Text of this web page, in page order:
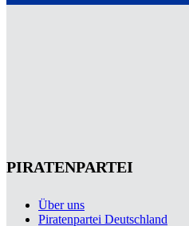
PIRATENPARTEI
Über uns
Piratenpartei Deutschland